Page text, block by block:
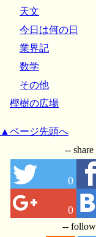
天文
今日は何の日
業界記
数学
その他
樫樹の広場
▲ページ先頭へ
-- share
0
0
--